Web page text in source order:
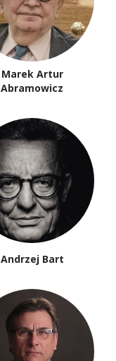
Marek Artur
Abramowicz
Andrzej Bart